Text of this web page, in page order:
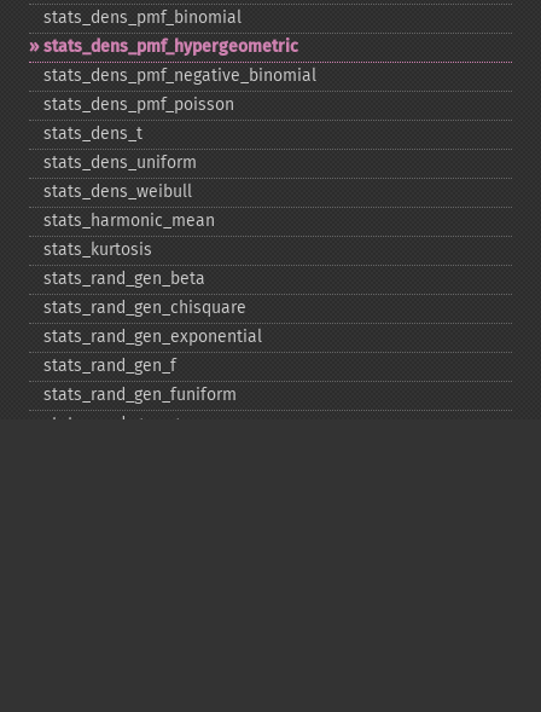
stats_​dens_​pmf_​binomial
stats_​dens_​pmf_​hypergeometric
stats_​dens_​pmf_​negative_​binomial
stats_​dens_​pmf_​poisson
stats_​dens_​t
stats_​dens_​uniform
stats_​dens_​weibull
stats_​harmonic_​mean
stats_​kurtosis
stats_​rand_​gen_​beta
stats_​rand_​gen_​chisquare
stats_​rand_​gen_​exponential
stats_​rand_​gen_​f
stats_​rand_​gen_​funiform
stats_​rand_​gen_​gamma